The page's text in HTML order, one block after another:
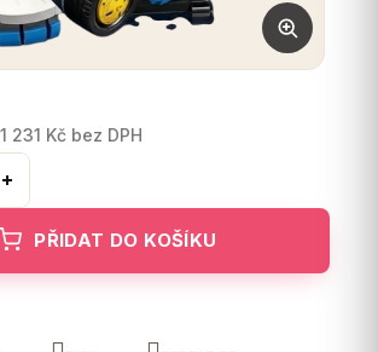
1 231 Kč bez DPH
PŘIDAT DO KOŠÍKU